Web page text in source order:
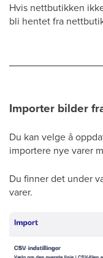
Hvis nettbutikken
bli hentet fra
Importer bilder
Du kan velge å
importere nye varer
Du finner det under
varer.